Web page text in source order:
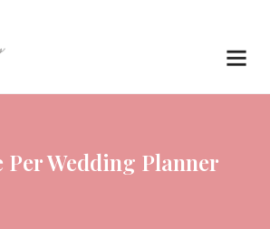
Per Wedding Planner